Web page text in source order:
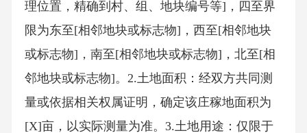
理位置，精确到村、组、地块编号等]，四至界
限为东至[相邻地块或标志物]，西至[相邻地块
或标志物]，南至[相邻地块或标志物]，北至[相
邻地块或标志物]。2.土地面积：经双方共同测
量或依据相关权属证明，确定该庄稼地面积为
[X]亩，以实际测量为准。3.土地用途：仅限于